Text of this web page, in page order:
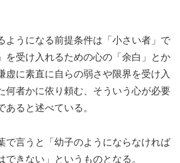
ようになる前提条件は「小さい者」で
を受け入れるための心の「余白」とか
虚に素直に自らの弱さや限界を受け入
何者かに依り頼む、そういう心が必要
あると述べている。
で言うと「幼子のようにならなければ
できない」というものとなる。